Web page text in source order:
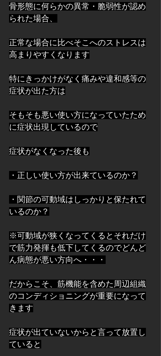
骨形態に何らかの異常・脆弱性が認め
られた場合、
正常な場合に比べそこへのストレスは
高まりやすくなります
特にきっかけがなく痛みや違和感等の
症状が出た方は
そもそも悪い使い方になっていたため
に症状出現しているので
症状がなくなった後も
・正しい使い方が出来ているのか？
・関節の可動域はしっかりと保たれて
いるのか？
※可動域が狭くなってくるとそれだけ
で筋力発揮も低下してくるのでどんど
ん病態が悪い方向へ・・・
だからこそ、筋機能を含めた周辺組織
のコンディショニングが重要になって
きます
症状が出ていないからと言って放置し
ていると